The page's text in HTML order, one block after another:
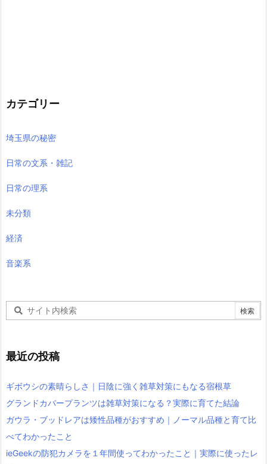
カテゴリー
埼玉県の秘密
日常の文系・雑記
日常の理系
未分類
経済
音楽系
最近の投稿
ギボウシの素晴らしさ｜日陰に強く雑草対策にもなる宿根草
グランドカバープランツは雑草対策になる？実際に育てた結論
ガウラ・ブッドレアは矮性品種がおすすめ｜ノーマル品種と育て比
べてわかったこと
ieGeekの防犯カメラを１年間使ってわかったこと｜実際に使ったレ